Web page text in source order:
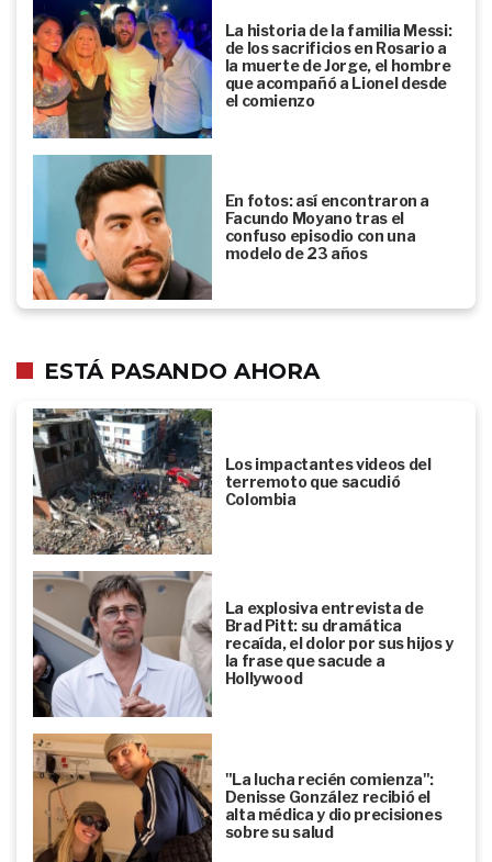
La historia de la familia Messi:
de los sacrificios en Rosario a
la muerte de Jorge, el hombre
que acompañó a Lionel desde
el comienzo
En fotos: así encontraron a
Facundo Moyano tras el
confuso episodio con una
modelo de 23 años
ESTÁ PASANDO AHORA
Los impactantes videos del
terremoto que sacudió
Colombia
La explosiva entrevista de
Brad Pitt: su dramática
recaída, el dolor por sus hijos y
la frase que sacude a
Hollywood
"La lucha recién comienza":
Denisse González recibió el
alta médica y dio precisiones
sobre su salud